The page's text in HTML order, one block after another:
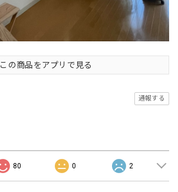
この商品をアプリで見る
通報する
80 0 2